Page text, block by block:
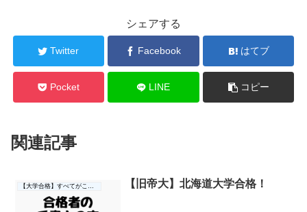
シェアする
Twitter Facebook はてブ
Pocket LINE コピー
関連記事
【旧帝大】北海道大学合格！